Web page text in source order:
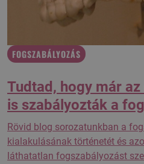
FOGSZABÁLYOZÁS
Tudtad, hogy már
is szabályozták a
Rövid blog sorozatunkban a
kialakulásának történetét és
láthatatlan fogszabályozást